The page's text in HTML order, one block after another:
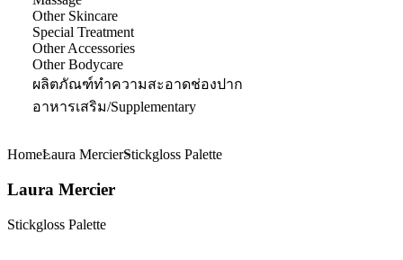
Other Skincare
Special Treatment
Other Accessories
Other Bodycare
ผลิตภัณฑ์ทำความสะอาดช่องปาก
อาหารเสริม/Supplementary
HomeLaura MercierStickgloss Palette
Laura Mercier
Stickgloss Palette